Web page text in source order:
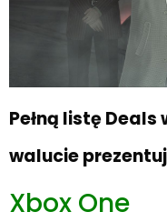
Pełną listę
walucie
Xbox One